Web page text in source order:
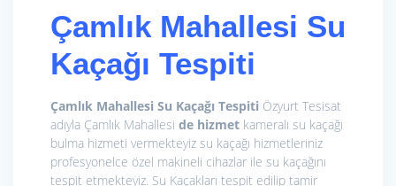
Çamlık Mahallesi Su
Kaçağı Tespiti
Çamlık Mahallesi Su Kaçağı Tespiti Özyurt Tesisat
adıyla Çamlık Mahallesi de hizmet kameralı su kaçağı
bulma hizmeti vermekteyiz su kaçağı hizmetleriniz
profesyonelce özel makineli cihazlar ile su kaçağını
tespit etmekteyiz. Su Kaçakları tespit edilip tamir